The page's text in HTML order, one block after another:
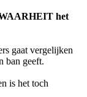
WAARHEIT het
gaat vergelijken
ban geeft.
is het toch